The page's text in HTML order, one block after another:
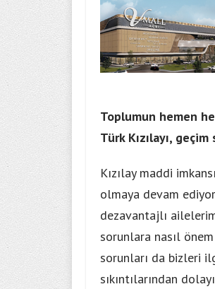
Toplumun hemen
Türk Kızılayı,
Kızılay maddi
olmaya devam ediyor.
dezavantajlı
sorunlara nasıl
sorunları da bizleri
sıkıntılarından